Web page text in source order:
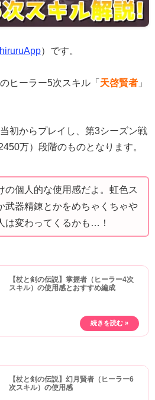
）です。
ヒーラー5次スキル「 天啓賢者 」
初からプレイし、第3シーズン戦
万）段階のものとなります。
の個人的な使用感だよ。虹色ス
武器精錬とかをめちゃくちゃや
は変わってくるかも…！
【杖と剣の伝説】掌握者（ヒーラー4次
スキル）の使用感とおすすめ編成
【杖と剣の伝説】幻月賢者（ヒーラー6
次スキル）の使用感